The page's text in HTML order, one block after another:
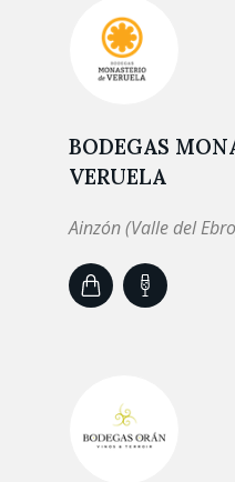
BODEGAS
VERUELA
Ainzón (Valle del